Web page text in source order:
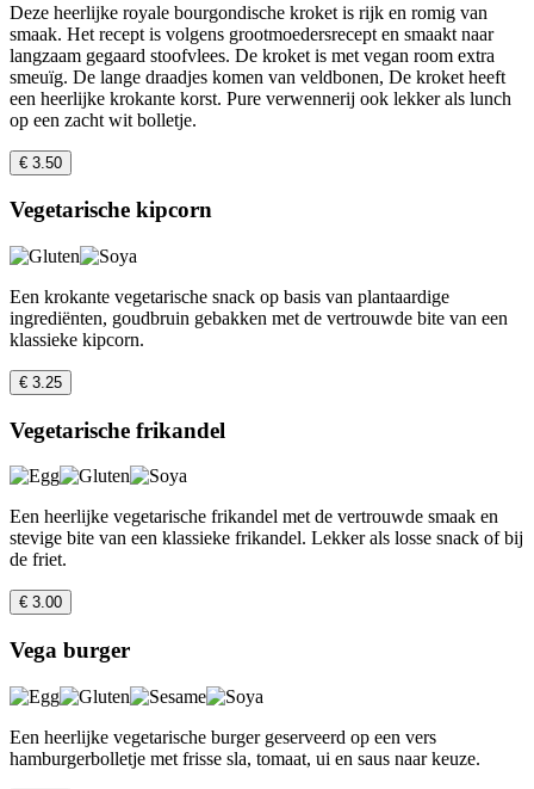
Deze heerlijke royale bourgondische kroket is rijk en romig van
smaak. Het recept is volgens grootmoedersrecept en smaakt naar
langzaam gegaard stoofvlees. De kroket is met vegan room extra
smeuïg. De lange draadjes komen van veldbonen, De kroket heeft
een heerlijke krokante korst. Pure verwennerij ook lekker als lunch
op een zacht wit bolletje.
€ 3.50
Vegetarische kipcorn
Een krokante vegetarische snack op basis van plantaardige
ingrediënten, goudbruin gebakken met de vertrouwde bite van een
klassieke kipcorn.
€ 3.25
Vegetarische frikandel
Een heerlijke vegetarische frikandel met de vertrouwde smaak en
stevige bite van een klassieke frikandel. Lekker als losse snack of bij
de friet.
€ 3.00
Vega burger
Een heerlijke vegetarische burger geserveerd op een vers
hamburgerbolletje met frisse sla, tomaat, ui en saus naar keuze.